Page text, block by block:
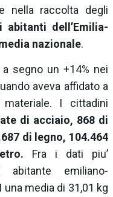
nella raccolta degli
abitanti dell’Emilia-
nazionale.
segno un +14% nei
aveva affidato a
I cittadini
di acciaio, 868 di
di legno, 104.464
Fra i dati piu’
emiliano-
una media di 31,01 kg